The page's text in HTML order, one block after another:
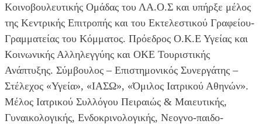
Κοινοβουλευτικής Ομάδας του ΛΑ.Ο.Σ και υπήρξε μέλος
της Κεντρικής Επιτροπής και του Εκτελεστικού Γραφείου-
Γραμματείας του Κόμματος. Πρόεδρος Ο.Κ.Ε Υγείας και
Κοινωνικής Αλληλεγγύης και ΟΚΕ Τουριστικής
Ανάπτυξης. Σύμβουλος – Επιστημονικός Συνεργάτης –
Στέλεχος «Υγεία», «ΙΑΣΩ», «Όμιλος Ιατρικού Αθηνών».
Μέλος Ιατρικού Συλλόγου Πειραιώς & Μαιευτικής,
Γυναικολογικής, Ενδοκρινολογικής, Νεογνο-παιδο-